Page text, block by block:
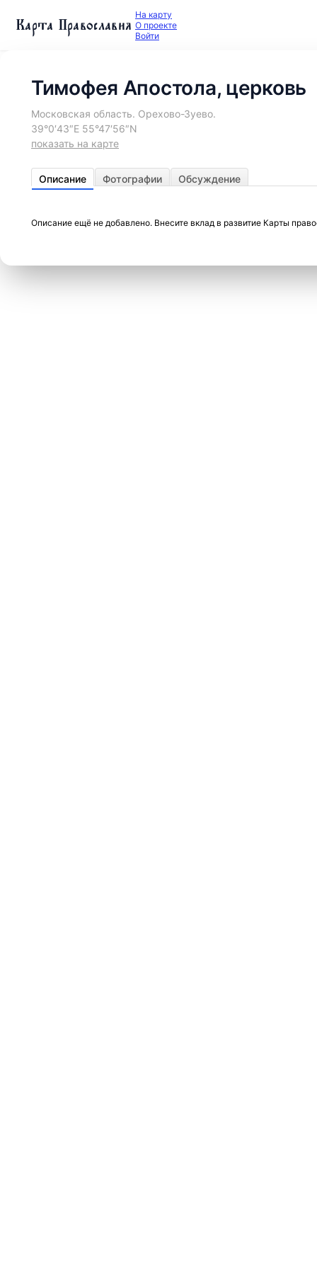
Карта Православия На карту
О проекте
Войти
Тимофея Апостола, церковь
Московская область. Орехово-Зуево.
39°0′43″E 55°47′56″N
показать на карте
Описание Фотографии Обсуждение
Описание ещё не добавлено. Внесите вклад в развитие Карты